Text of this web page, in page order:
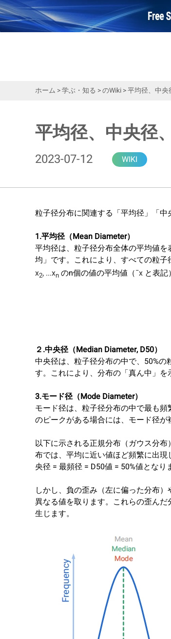
ホーム >学ぶ・知る >のWiki>平均径、中央
平均径、中央径
2023-07-12 WIKI
粒子径分布に関連する「平均径」「
1.平均径（Mean Diameter）
平均径は、粒子径分布全体の平均値
均」です。これにより、すべての粒子
x2, ...xn のn個の値の平均値（¯x と表
２.中央径（Median Diameter, D50）
中央径は、粒子径分布の中で、50%
す。これにより、分布の「真ん中」を
3.モード径（Mode Diameter）
モード径は、粒子径分布の中で最も
のピークがある場合には、モード径が
以下に示される正規分布（ガウス分
布では、平均に近い値ほど頻繁に出
央径 = 最頻径 = D50値 = 50%値となり
しかし、負の歪み（左に偏った分布
異なる値を取ります。これらの歪ん
生じます。